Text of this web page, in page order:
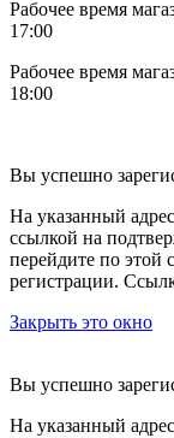
Рабочее время
17:00
Рабочее время
18:00
Вы успешно
На указанный
ссылкой на
перейдите по этой
регистрации.
Закрыть это окно
Вы успешно
На указанный